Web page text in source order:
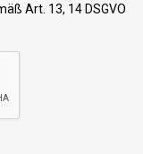
Art. 13, 14 DSGVO